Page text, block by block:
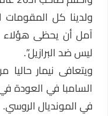
ولدينا كل المقومات
آمل أن يحظى هؤلاء
ليس ضد البرازيل”.
ويتعافى نيمار حاليا
السامبا في العودة في
في المونديال الروسي.